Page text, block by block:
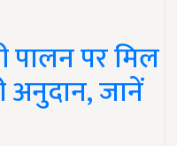
पालन पर मिल
अनुदान, जानें